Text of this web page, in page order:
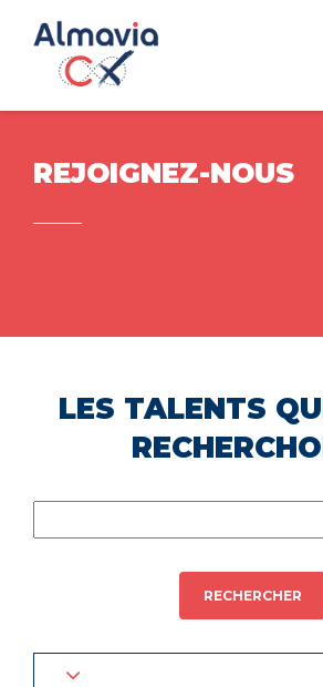
REJOIGNEZ-NOUS
LES TALENTS
RECHERCHER